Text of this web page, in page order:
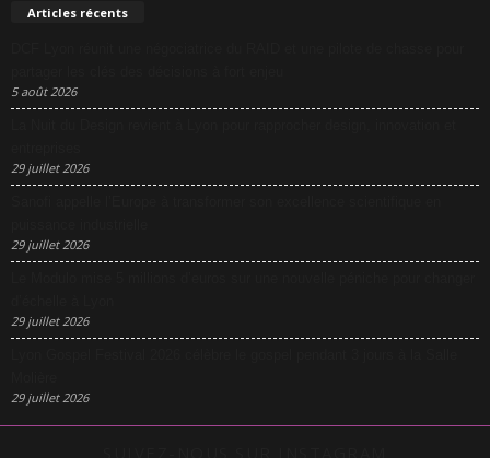
Articles récents
5 août 2026
29 juillet 2026
29 juillet 2026
29 juillet 2026
29 juillet 2026